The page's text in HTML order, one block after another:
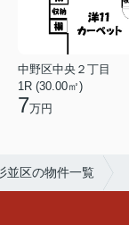
中野区中央２丁目
1R (30.00㎡)
7万円
並区の物件一覧